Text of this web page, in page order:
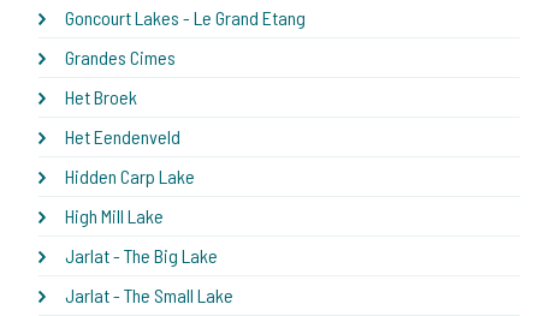
Goncourt Lakes - Le Grand Etang
Grandes Cimes
Het Broek
Het Eendenveld
Hidden Carp Lake
High Mill Lake
Jarlat - The Big Lake
Jarlat - The Small Lake